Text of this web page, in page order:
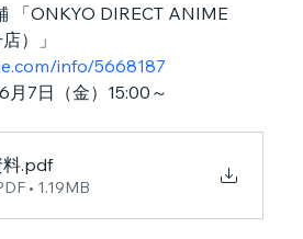
「ONKYO DIRECT ANIME
）」
info/5668187
7日（金）15:00～
.pdf
• 1.19MB